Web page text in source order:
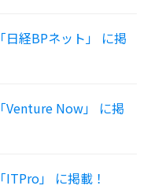
日経BPネット」 に掲
Venture Now」 に掲
ITPro」 に掲載！